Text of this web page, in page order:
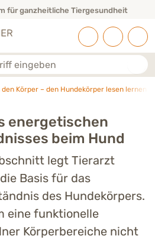
für ganzheitliche Tiergesundheit
Körper – den Hundekörper lesen lernen
energetischen
beim Hund
legt Tierarzt
Basis für das
des Hundekörpers.
eine funktionelle
Körperbereiche nicht